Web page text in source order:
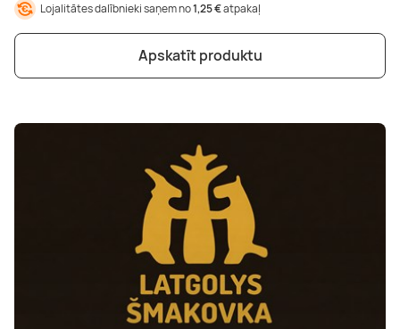
Lojalitātes dalībnieki saņem no1,25 €atpakaļ
Apskatīt produktu